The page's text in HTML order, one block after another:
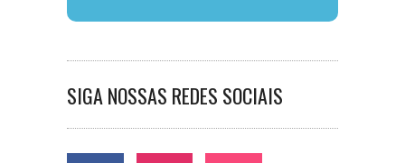
SIGA NOSSAS REDES SOCIAIS